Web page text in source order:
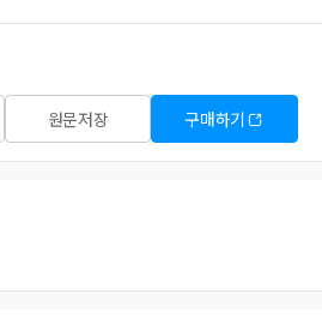
원문저장 구매하기